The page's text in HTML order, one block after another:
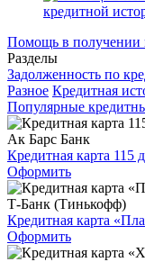
Помощь в получении
Разделы
Задолженность по
Разное Кредитная
Популярные
Ак Барс Банк
Кредитная карта 115
Оформить
Т-Банк (Тинькофф)
Кредитная карта
Оформить